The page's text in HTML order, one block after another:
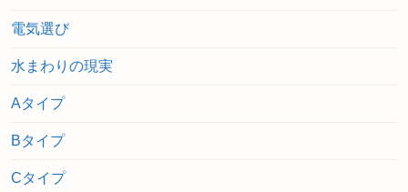
電気選び
水まわりの現実
Aタイプ
Bタイプ
Cタイプ